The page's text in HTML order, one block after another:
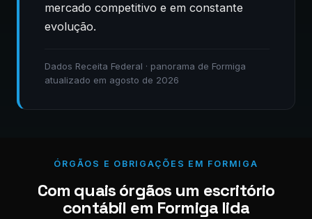
mercado competitivo e em constante
evolução.
Dados Receita Federal · panorama de Formiga
atualizado em agosto de 2026
ÓRGÃOS E OBRIGAÇÕES EM FORMIGA
Com quais órgãos um escritório
contábil em Formiga lida